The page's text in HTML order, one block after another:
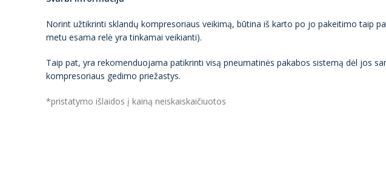
Norint užtikrinti sklandų kompresoriaus veikimą, būtina iš karto po jo pakeitimo taip
metu esama relė yra tinkamai veikianti).
Taip pat, yra rekomenduojama patikrinti visą pneumatinės pakabos sistemą dėl jos
kompresoriaus gedimo priežastys.
*pristatymo išlaidos į kainą neiskaiskaičiuotos